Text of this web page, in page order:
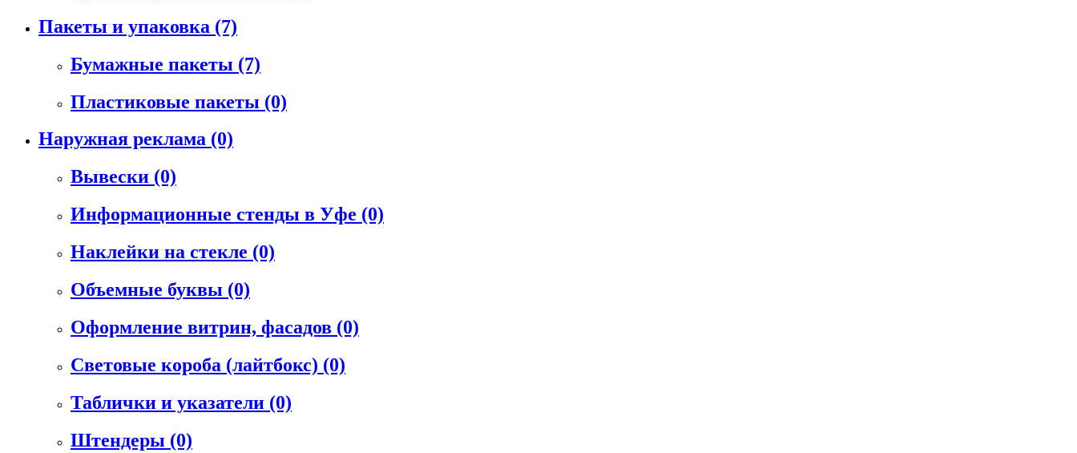
Пакеты и упаковка (7)
Бумажные пакеты (7)
Пластиковые пакеты (0)
Наружная реклама (0)
Вывески (0)
Информационные стенды в Уфе (0)
Наклейки на стекле (0)
Объемные буквы (0)
Оформление витрин, фасадов (0)
Световые короба (лайтбокс) (0)
Таблички и указатели (0)
Штендеры (0)